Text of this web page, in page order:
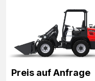
Preis auf Anfrage